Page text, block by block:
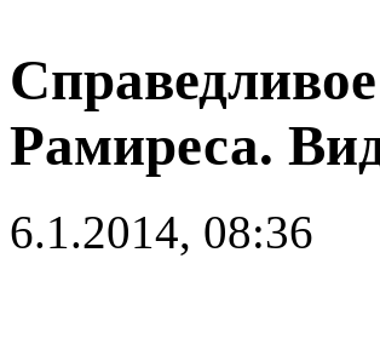
Рамиреса.
6.1.2014, 08:36